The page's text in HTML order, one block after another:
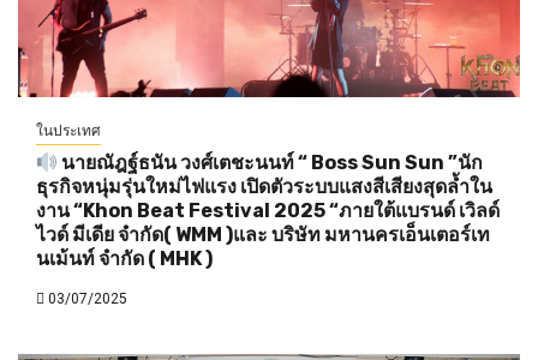
ในประเทศ
นายณัฎฐ์ธนัน วงศ์เตชะนนท์ “ Boss Sun Sun ”นัก
ธุรกิจหนุ่มรุ่นใหม่ไฟแรง เปิดตัวระบบแสงสีเสียงสุดล้ำใน
งาน “Khon Beat Festival 2025 “ภายใต้แบรนด์ เวิลด์
ไวด์ มีเดีย จำกัด( WMM )และ บริษัท มหานครเอ็นเตอร์เท
นเม้นท์ จำกัด ( MHK )
03/07/2025